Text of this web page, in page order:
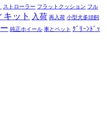
ストローラー フラットクッション フル
キット 入荷 再入荷 小型犬多頭飼
純正ホイール 車とペット ｸﾞﾘｰﾝﾄﾞｯ